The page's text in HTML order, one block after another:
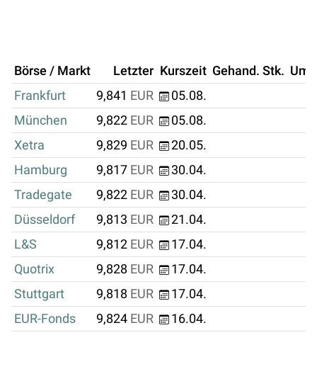
Börse / Markt Letzter Kurszeit Gehand. Stk.
Frankfurt
9,841 EUR
05.08.
München
9,822 EUR
05.08.
Xetra
9,829 EUR
20.05.
Hamburg
9,817 EUR
30.04.
Tradegate
9,822 EUR
30.04.
Düsseldorf
9,813 EUR
21.04.
L&S
9,812 EUR
17.04.
Quotrix
9,828 EUR
17.04.
Stuttgart
9,818 EUR
17.04.
EUR-Fonds
9,824 EUR 16.04.